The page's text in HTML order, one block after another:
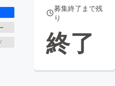
募集終了まで残
り
終了